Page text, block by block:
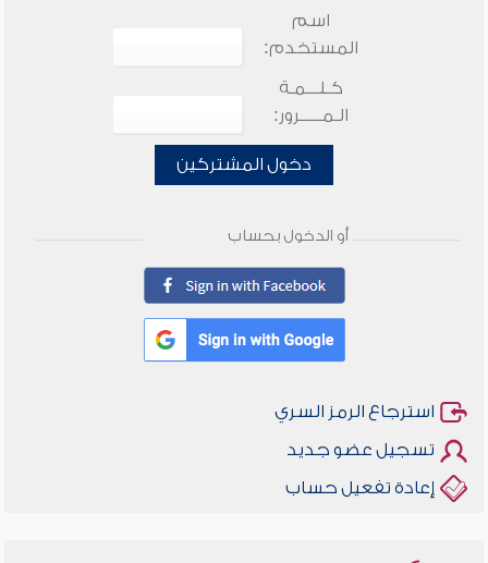
اسم
المستخدم:
كـلـــمـة
الـمـــــرور:
دخول المشتركين
أو الدخول بحساب
استرجاع الرمز السري
تسجيل عضو جديد
إعادة تفعيل حساب